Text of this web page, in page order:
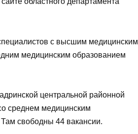
с высшим медицинским
медицинским образованием
центральной районной
среднем медицинским
свободны 44 вакансии.